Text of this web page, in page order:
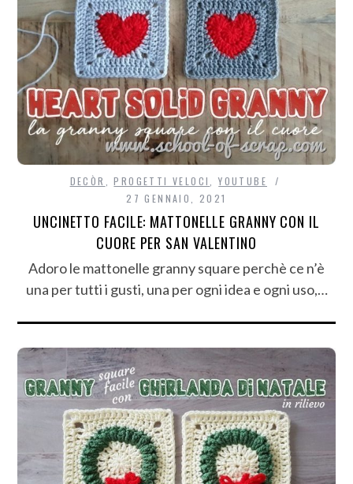
DECÒR ,PROGETTI VELOCI ,YOUTUBE
27 GENNAIO, 2021
UNCINETTO FACILE: MATTONELLE GRANNY CON IL
CUORE PER SAN VALENTINO
Adoro le mattonelle granny square perchè ce n’è
una per tutti i gusti, una per ogni idea e ogni uso,…